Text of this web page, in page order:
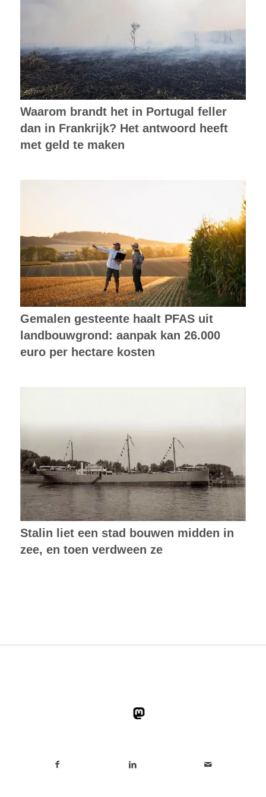
Waarom brandt het in Portugal feller
dan in Frankrijk? Het antwoord heeft
met geld te maken
Gemalen gesteente haalt PFAS uit
landbouwgrond: aanpak kan 26.000
euro per hectare kosten
Stalin liet een stad bouwen midden in
zee, en toen verdween ze